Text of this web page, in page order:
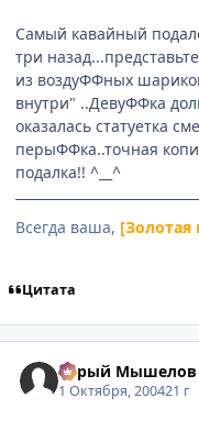
Самый кавайный
три
из воздуФФных
внутри" ..ДевуФФка
оказалась статуетка
перыФФка..точная
подалка!! ^__^
Всегда ваша, [Золотая
Цитата
Серый Мышелов
1 Октября, 200421 г